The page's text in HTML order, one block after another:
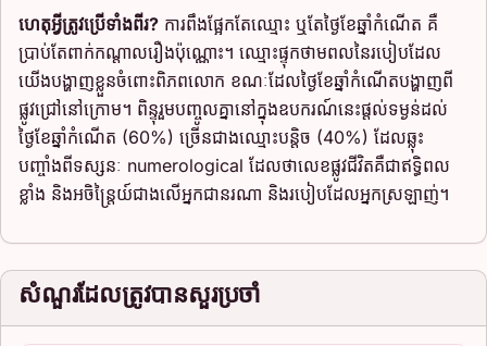
ហេតុអ្វីត្រូវប្រើទាំងពីរ? ការពឹងផ្អែកតែឈ្មោះ ឬតែថ្ងៃខែឆ្នាំកំណើត គឺ
ប្រាប់តែពាក់កណ្តាលរឿងប៉ុណ្ណោះ។ ឈ្មោះផ្ទុកថាមពលនៃរបៀបដែល
យើងបង្ហាញខ្លួនចំពោះពិភពលោក ខណៈដែលថ្ងៃខែឆ្នាំកំណើតបង្ហាញពី
ផ្លូវជ្រៅនៅក្រោម។ ពិន្ទុរួមបញ្ចូលគ្នានៅក្នុងឧបករណ៍នេះផ្តល់ទម្ងន់ដល់
ថ្ងៃខែឆ្នាំកំណើត (60%) ច្រើនជាងឈ្មោះបន្តិច (40%) ដែលឆ្លុះ
បញ្ចាំងពីទស្សនៈ numerological ដែលថាលេខផ្លូវជីវិតគឺជាឥទ្ធិពល
ខ្លាំង និងអចិន្ត្រៃយ៍ជាងលើអ្នកជានរណា និងរបៀបដែលអ្នកស្រឡាញ់។
សំណួរដែលត្រូវបានសួរប្រចាំ